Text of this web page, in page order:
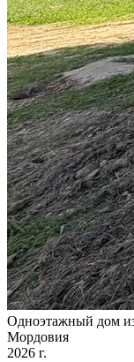
Одноэтажный дом
Мордовия
2026 г.